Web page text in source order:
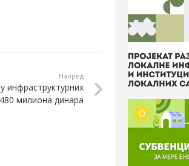
Напред
инфраструктурних
милиона динара